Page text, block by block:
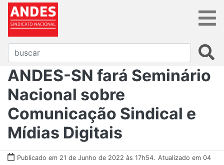
ANDES-SN fará Seminário
Nacional sobre
Comunicação Sindical e
Mídias Digitais
Publicado em 21 de Junho de 2022 às 17h54. Atualizado em 04